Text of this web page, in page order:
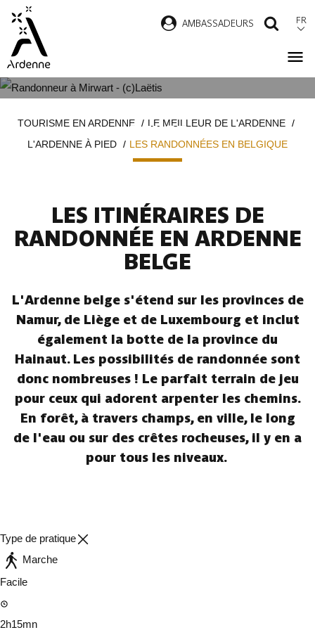
contenu
principal
AMBASSADEURS FR
BELGE
d'ArianeTOURISME EN ARDENNE
LE MEILLEUR DE L'ARDENNE
L'ARDENNE À PIED
LES RANDONNÉES EN BELGIQUE
LES ITINÉRAIRES DE
RANDONNÉE EN ARDENNE
BELGE
L'Ardenne belge s'étend sur les provinces de
Namur, de Liège et de Luxembourg et inclut
également la botte de la province du
Hainaut. Les possibilités de randonnée sont
donc nombreuses ! Le parfait terrain de jeu
pour ceux qui adorent arpenter les chemins.
En forêt, à travers champs, en ville, le long
de l'eau ou sur des crêtes rocheuses, il y en a
pour tous les niveaux.
Type de pratique
Marche
Facile
2h15mn